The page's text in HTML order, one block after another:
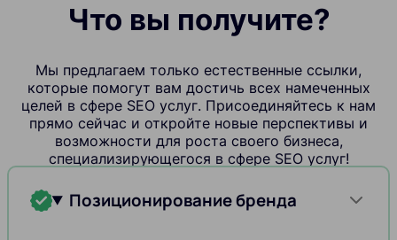
Что вы получите?
Мы предлагаем только естественные ссылки,
которые помогут вам достичь всех намеченных
целей в сфере SEO услуг. Присоединяйтесь к нам
прямо сейчас и откройте новые перспективы и
возможности для роста своего бизнеса,
специализирующегося в сфере SEO услуг!
Позиционирование бренда